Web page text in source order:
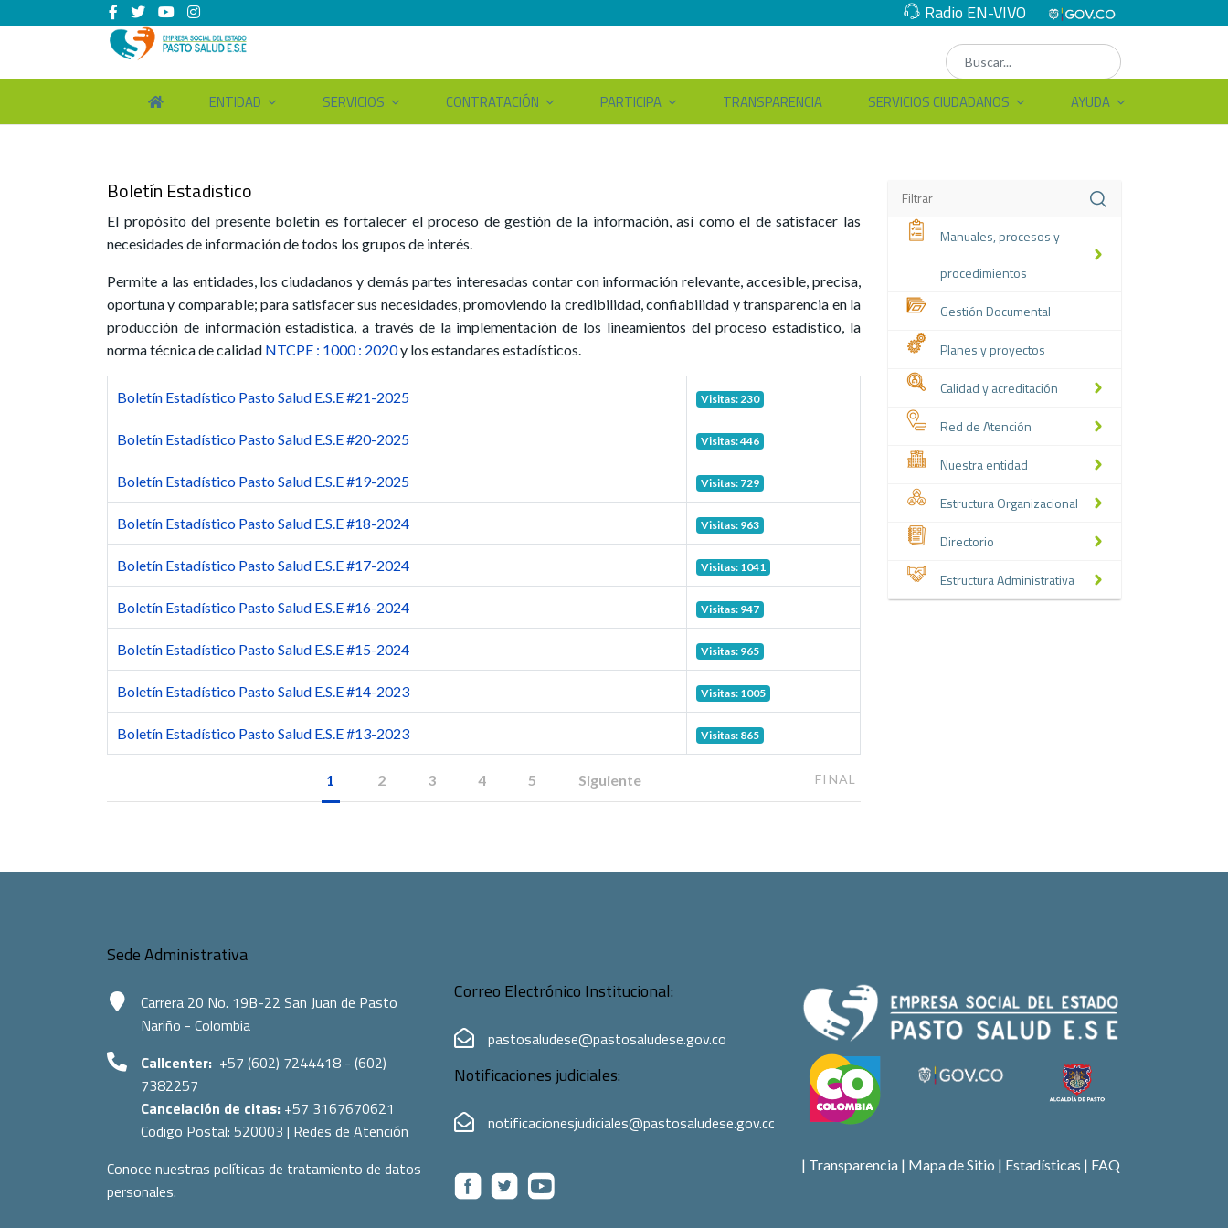
Radio EN-VIVO
ENTIDAD SERVICIOS CONTRATACIÓN PARTICIPA TRANSPARENCIA SERVICIOS CIUDADANOS AYUDA
Boletín Estadistico
El propósito del presente boletín es fortalecer el proceso de gestión de la información, así como el de satisfacer las
necesidades de información de todos los grupos de interés.
Permite a las entidades, los ciudadanos y demás partes interesadas contar con información relevante, accesible, precisa,
oportuna y comparable; para satisfacer sus necesidades, promoviendo la credibilidad, confiabilidad y transparencia en la
producción de información estadística, a través de la implementación de los lineamientos del proceso estadístico, la
norma técnica de calidad NTCPE : 1000 : 2020y los estandares estadísticos.
Boletín Estadístico Pasto Salud E.S.E #21-2025 Visitas: 230
Boletín Estadístico Pasto Salud E.S.E #20-2025 Visitas: 446
Boletín Estadístico Pasto Salud E.S.E #19-2025 Visitas: 729
Boletín Estadístico Pasto Salud E.S.E #18-2024 Visitas: 963
Boletín Estadístico Pasto Salud E.S.E #17-2024 Visitas: 1041
Boletín Estadístico Pasto Salud E.S.E #16-2024 Visitas: 947
Boletín Estadístico Pasto Salud E.S.E #15-2024 Visitas: 965
Boletín Estadístico Pasto Salud E.S.E #14-2023 Visitas: 1005
Boletín Estadístico Pasto Salud E.S.E #13-2023 Visitas: 865
1 2 3 4 5 Siguiente FINAL
Manuales, procesos y
procedimientos
Gestión Documental
Planes y proyectos
Calidad y acreditación
Red de Atención
Nuestra entidad
Estructura Organizacional
Directorio
Estructura Administrativa
Sede Administrativa
Carrera 20 No. 19B-22 San Juan de Pasto
Nariño - Colombia
Callcenter: +57 (602) 7244418 - (602)
7382257
Cancelación de citas: +57 3167670621
Codigo Postal: 520003 | Redes de Atención
Conoce nuestras políticas de tratamiento de datos
personales.
Correo Electrónico Institucional:
pastosaludese@pastosaludese.gov.co
Notificaciones judiciales:
notificacionesjudiciales@pastosaludese.gov.co
| Transparencia | Mapa de Sitio | Estadísticas | FAQ